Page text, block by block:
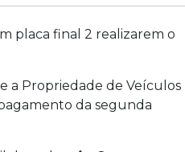
placa final 2 realizarem o
a Propriedade de Veículos
da segunda